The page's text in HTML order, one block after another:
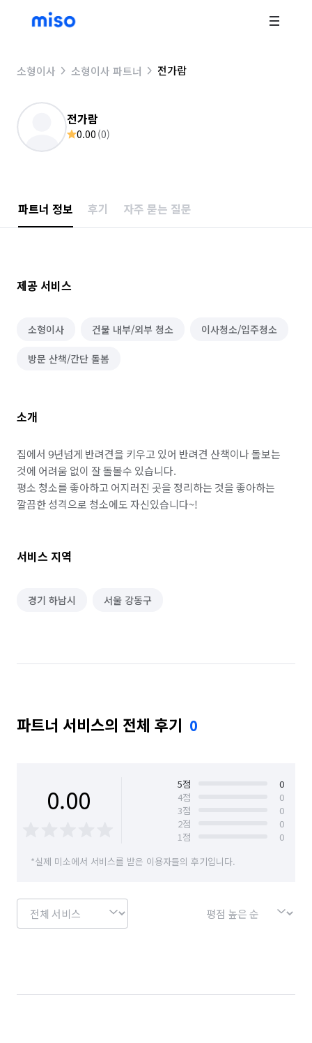
소형이사 소형이사 파트너 전가람
전가람
0.00 (0)
파트너 정보 후기 자주 묻는 질문
제공 서비스
소형이사 건물 내부/외부 청소 이사청소/입주청소
방문 산책/간단 돌봄
소개
집에서 9년넘게 반려견을 키우고 있어 반려견 산책이나 돌보는
것에 어려움 없이 잘 돌볼수 있습니다.
평소 청소를 좋아하고 어지러진 곳을 정리하는 것을 좋아하는
깔끔한 성격으로 청소에도 자신있습니다~!
서비스 지역
경기 하남시 서울 강동구
파트너 서비스의 전체 후기 0
0.00 5점
0
4점
0
3점
0
2점
0
1점
0
*실제 미소에서 서비스를 받은 이용자들의 후기입니다.